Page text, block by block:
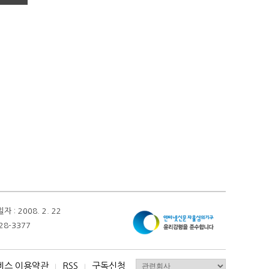
자 : 2008. 2. 22
3377
스 이용약관 I RSS I 구독신청